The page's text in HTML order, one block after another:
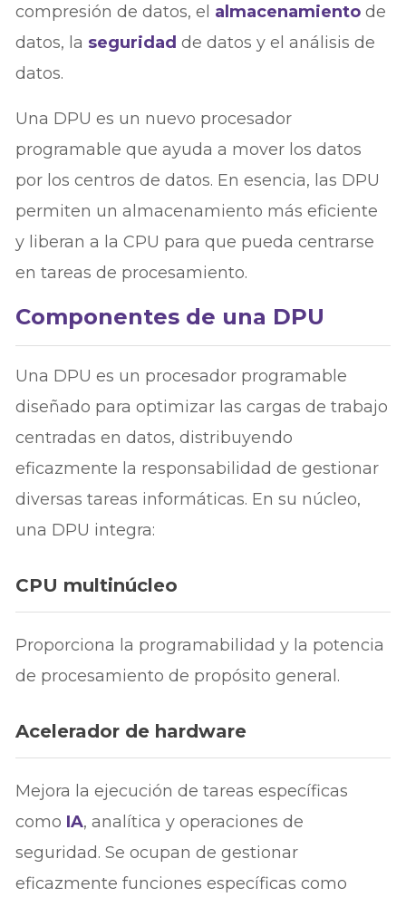
compresión de datos, el almacenamiento de
datos, la seguridadde datos y el análisis de
datos.
Una DPU es un nuevo procesador
programable que ayuda a mover los datos
por los centros de datos. En esencia, las DPU
permiten un almacenamiento más eficiente
y liberan a la CPU para que pueda centrarse
en tareas de procesamiento.
Componentes de una DPU
Una DPU es un procesador programable
diseñado para optimizar las cargas de trabajo
centradas en datos, distribuyendo
eficazmente la responsabilidad de gestionar
diversas tareas informáticas. En su núcleo,
una DPU integra:
CPU multinúcleo
Proporciona la programabilidad y la potencia
de procesamiento de propósito general.
Acelerador de hardware
Mejora la ejecución de tareas específicas
como IA, analítica y operaciones de
seguridad. Se ocupan de gestionar
eficazmente funciones específicas como